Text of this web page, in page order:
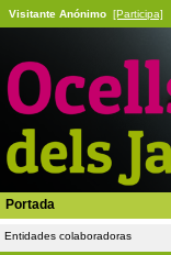
Visitante Anónimo [Participa]
Portada
Entidades colaboradoras